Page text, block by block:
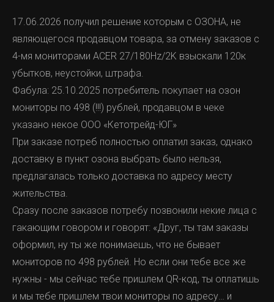
17.06.2026 получил решение которым с ОЗОНА, не
являющегося продавцом товара, за отмену заказов с
4-мя мониторами ACER 27/180Hz/2K взыскали 120к
убытков, неустойки, штрафа.
Фабула: 25.10.2025 потребитель покупает на озон
мониторы по 498 (!!!) рублей, продавцом в чеке
указано некое ООО «Кетотрейд-ЮГ»
При заказе потреб полностью оплатил заказ, однако
доставку в пункт озона выбрать было нельзя,
предлагалась только доставка по адресу месту
жительства.
Сразу после заказов потребу позвонили некие лица с
гакающим говором и говорят: «Друг, ты там заказы
оформил, ну ты же понимаешь, что не бывает
мониторов по 498 рублей. Но если они тебе все же
нужны - мы сейчас тебе пришлем QR-код, ты оплатишь
и мы тебе пришлем твои мониторы по адресу… и